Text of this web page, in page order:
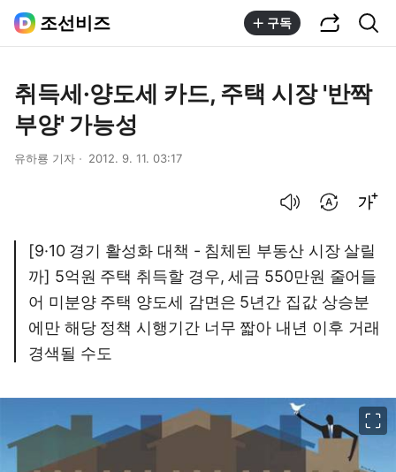
조선비즈 구독
취득세·양도세 카드, 주택 시장 '반짝
부양' 가능성
유하룡 기자 2012. 9. 11. 03:17
[9·10 경기 활성화 대책 - 침체된 부동산 시장 살릴
까] 5억원 주택 취득할 경우, 세금 550만원 줄어들
어 미분양 주택 양도세 감면은 5년간 집값 상승분
에만 해당 정책 시행기간 너무 짧아 내년 이후 거래
경색될 수도